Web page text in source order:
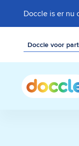
Doccle is er nu
Doccle voor